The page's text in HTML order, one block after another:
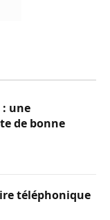
une
de bonne
téléphonique